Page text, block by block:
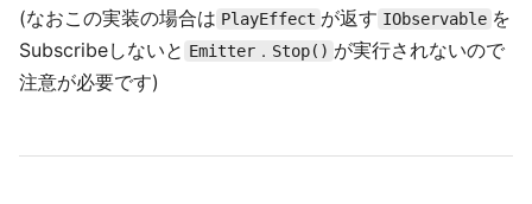
(なおこの実装の場合は PlayEffect が返す IObservable を
Subscribeしないと Emitter．Stop() が実行されないので
注意が必要です)